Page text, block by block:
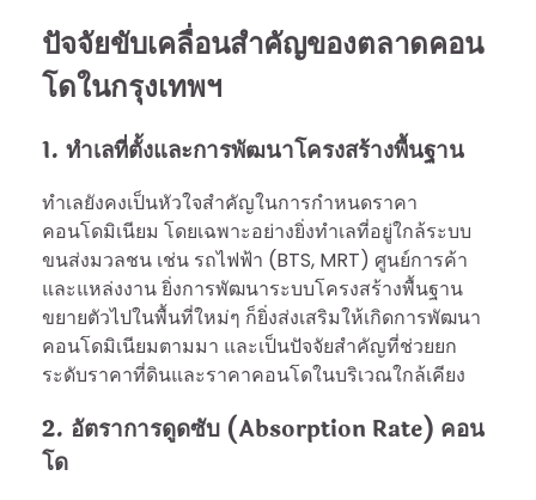
ปัจจัยขับเคลื่อนสำคัญของตลาดคอน
โดในกรุงเทพฯ
1. ทำเลที่ตั้งและการพัฒนาโครงสร้างพื้นฐาน
ทำเลยังคงเป็นหัวใจสำคัญในการกำหนดราคา
คอนโดมิเนียม โดยเฉพาะอย่างยิ่งทำเลที่อยู่ใกล้ระบบ
ขนส่งมวลชน เช่น รถไฟฟ้า (BTS, MRT) ศูนย์การค้า
และแหล่งงาน ยิ่งการพัฒนาระบบโครงสร้างพื้นฐาน
ขยายตัวไปในพื้นที่ใหม่ๆ ก็ยิ่งส่งเสริมให้เกิดการพัฒนา
คอนโดมิเนียมตามมา และเป็นปัจจัยสำคัญที่ช่วยยก
ระดับราคาที่ดินและราคาคอนโดในบริเวณใกล้เคียง
2. อัตราการดูดซับ (Absorption Rate) คอน
โด